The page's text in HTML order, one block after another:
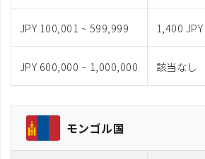
JPY 100,001 ~ 599,999 1,400 JPY
JPY 600,000 ~ 1,000,000 該当なし
モンゴル国